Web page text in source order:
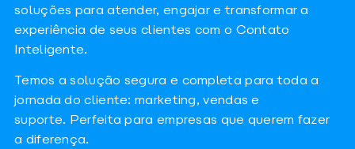
soluções para atender, engajar e transformar a
experiência de seus clientes com o Contato
Inteligente.
Temos a solução segura e completa para toda a
jornada do cliente: marketing, vendas e
suporte. Perfeita para empresas que querem fazer
a diferença.